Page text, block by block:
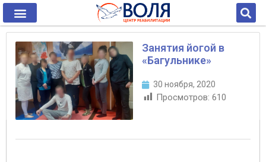
Занятия йогой в
«Багульнике»
30 ноября, 2020
Просмотров: 610